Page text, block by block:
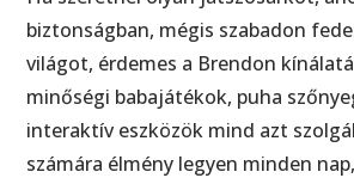
biztonságban, mégis szabadon
világot, érdemes a Brendon
minőségi babajátékok, puha
interaktív eszközök mind azt
számára élmény legyen minden